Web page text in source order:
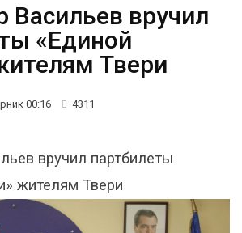
Васильев вручил
«Единой
Твери
00:16 4311
вручил партбилеты
жителям Твери